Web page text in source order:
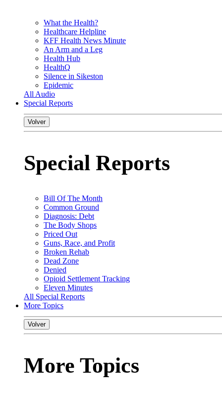
What the Health?
Healthcare Helpline
KFF Health News Minute
An Arm and a Leg
Health Hub
HealthQ
Silence in Sikeston
Epidemic
All Audio
Special Reports
Volver
Special Reports
Bill Of The Month
Common Ground
Diagnosis: Debt
The Body Shops
Priced Out
Guns, Race, and Profit
Broken Rehab
Dead Zone
Denied
Opioid Settlement Tracking
Eleven Minutes
All Special Reports
More Topics
Volver
More Topics